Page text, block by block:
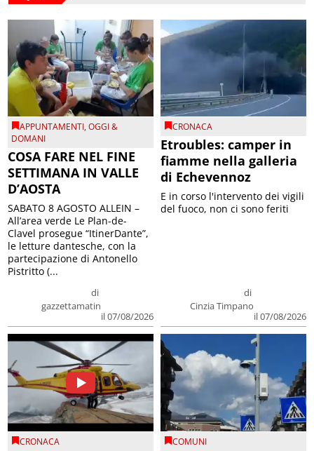
APPUNTAMENTI,OGGI &
DOMANI
COSA FARE NEL FINE
SETTIMANA IN VALLE
D’AOSTA
di
gazzettamatin
il 07/08/2026
SABATO 8 AGOSTO ALLEIN –
All’area verde Le Plan-de-
Clavel prosegue “ItinerDante”,
le letture dantesche, con la
partecipazione di Antonello
Pistritto (...
CRONACA
Etroubles: camper in
fiamme nella galleria
di Echevennoz
di
Cinzia Timpano
il 07/08/2026
E in corso l'intervento dei vigili
del fuoco, non ci sono feriti
CRONACA COMUNI